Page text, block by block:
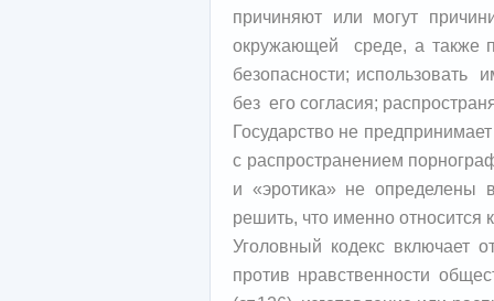
причиняют или могут
окружающей среде, а также
безопасности;
без его согласия;
Государство не
с распространением
и «эротика» не определены
решить, что именно относится
Уголовный кодекс включает
против нравственности